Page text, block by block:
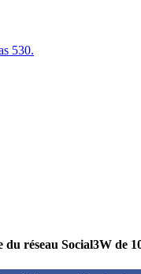
530.
du réseau Social3W de